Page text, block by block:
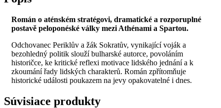
Román o aténském stratégovi, dramatické a rozporuplné
postavě peloponéské války mezi Athénami a Spartou.
Odchovanec Periklův a žák Sokratův, vynikající voják a
bezohledný politik slouží bulharské autorce, povoláním
historičce, ke kritické reflexi motivace lidského jednání a k
zkoumání řady lidských charakterů. Román zpřítomňuje
historické události poukazem na jevy opakovatelné i dnes.
Súvisiace produkty